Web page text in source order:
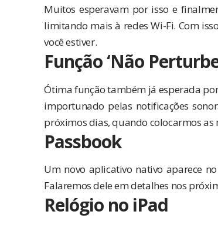
Muitos esperavam por isso e
limitando mais à redes Wi-Fi. Com
você estiver.
Função ‘Não
Ótima função também já esperada
importunado pelas notificações
próximos dias, quando colocarmos as
Passbook
Um novo aplicativo nativo aparece
Falaremos dele em detalhes nos
Relógio no iPad